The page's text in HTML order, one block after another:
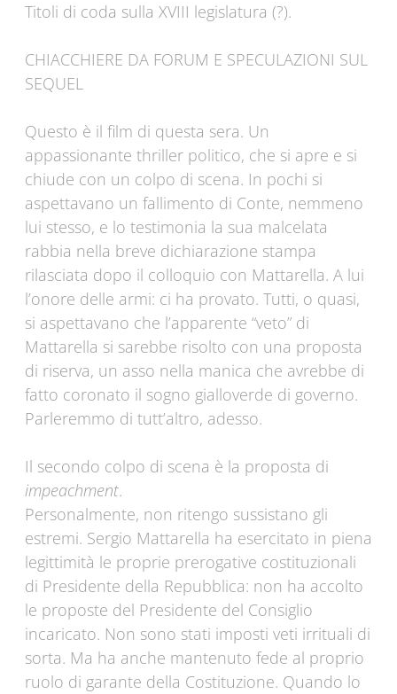
Titoli di coda sulla XVIII legislatura (?).
CHIACCHIERE DA FORUM E SPECULAZIONI SUL
SEQUEL
Questo è il film di questa sera. Un
appassionante thriller politico, che si apre e si
chiude con un colpo di scena. In pochi si
aspettavano un fallimento di Conte, nemmeno
lui stesso, e lo testimonia la sua malcelata
rabbia nella breve dichiarazione stampa
rilasciata dopo il colloquio con Mattarella. A lui
l’onore delle armi: ci ha provato. Tutti, o quasi,
si aspettavano che l’apparente “veto” di
Mattarella si sarebbe risolto con una proposta
di riserva, un asso nella manica che avrebbe di
fatto coronato il sogno gialloverde di governo.
Parleremmo di tutt’altro, adesso.
Il secondo colpo di scena è la proposta di
impeachment.
Personalmente, non ritengo sussistano gli
estremi. Sergio Mattarella ha esercitato in piena
legittimità le proprie prerogative costituzionali
di Presidente della Repubblica: non ha accolto
le proposte del Presidente del Consiglio
incaricato. Non sono stati imposti veti irrituali di
sorta. Ma ha anche mantenuto fede al proprio
ruolo di garante della Costituzione. Quando lo